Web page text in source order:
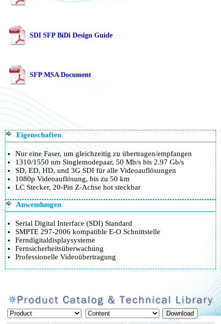
SDI SFP BiDi Design Guide
SFP MSA Document
Eigenschaften
Nur eine Faser, um gleichzeitig zu übertragen/empfangen
1310/1550 nm Singlemodepaar, 50 Mb/s bis 2.97 Gb/s
SD, ED, HD, und 3G SDI für alle Videoauflösungen
1080p Videoauflösung, bis zu 50 km
LC Stecker, 20-Pin Z-Achse hot steckbar
Anwendungen
Serial Digital Interface (SDI) Standard
SMPTE 297-2006 kompatible E-O Schnittstelle
Ferndigitaldisplaysysteme
Fernsicherheitsüberwachung
Professionelle Videoübertragung